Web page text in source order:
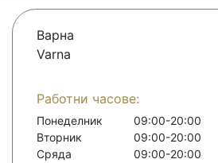
Варна
Varna
Работни часове:
Понеделник
09:00-20:00
Вторник
09:00-20:00
Сряда
09:00-20:00